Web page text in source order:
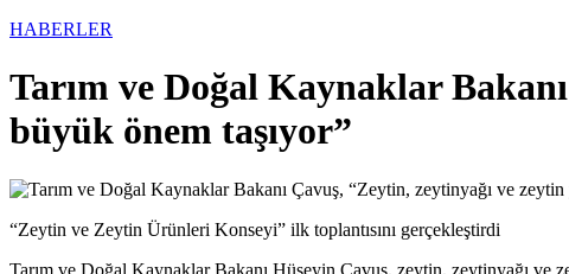
HABERLER
Tarım ve Doğal Kaynaklar
büyük önem taşıyor”
“Zeytin ve Zeytin Ürünleri Konseyi” ilk toplantısını gerçekleştirdi
Tarım ve Doğal Kaynaklar Bakanı Hüseyin Çavuş, zeytin, zeytinyağı ve